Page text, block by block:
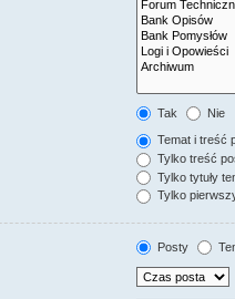
Tak Nie
Temat i treść
Tylko treść
Tylko tytuły
Tylko
Posty